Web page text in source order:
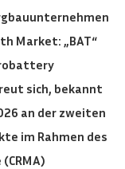
Market: „BAT“
sich, bekannt
an der zweiten
im Rahmen des